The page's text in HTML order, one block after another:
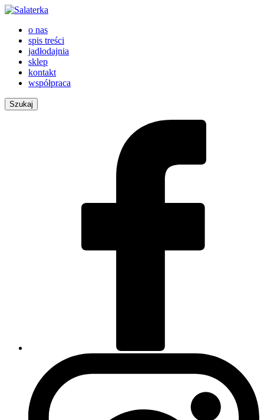
o nas
spis treści
jadłodajnia
sklep
kontakt
współpraca
Szukaj